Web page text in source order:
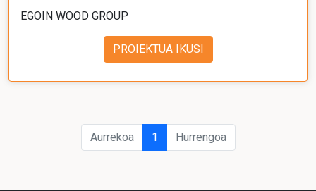
EGOIN WOOD GROUP
PROIEKTUA IKUSI
Aurrekoa 1 Hurrengoa